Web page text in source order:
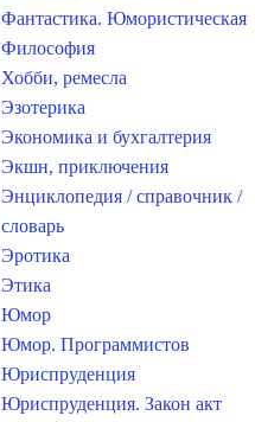
Фантастика. Юмористическая
Философия
Хобби, ремесла
Эзотерика
Экономика и бухгалтерия
Экшн, приключения
Энциклопедия / справочник /
словарь
Эротика
Этика
Юмор
Юмор. Программистов
Юриспруденция
Юриспруденция. Закон акт